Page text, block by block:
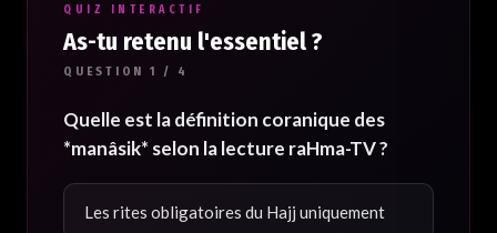
QUIZ INTERACTIF
As-tu retenu l'essentiel ?
QUESTION 1 / 4
Quelle est la définition coranique des
*manâsik* selon la lecture raHma-TV ?
Les rites obligatoires du Hajj uniquement